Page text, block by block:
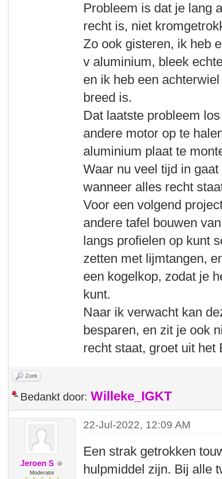
Probleem is dat je lang
recht is, niet
Zo ook gisteren, ik heb
v aluminium, bleek
en ik heb een
breed is.
Dat laatste probleem
andere motor op te
aluminium plaat te
Waar nu veel tijd in
wanneer alles recht
Voor een volgend
andere tafel bouwen
langs profielen op kunt
zetten met lijmtangen,
een kogelkop, zodat je
kunt.
Naar ik verwacht kan
besparen, en zit je ook
recht staat, groet uit het
Zoek
Bedankt door: Willeke_IGKT
Jeroen S
Moderator
22-Jul-2022, 12:09 AM
Een strak getrokken
hulpmiddel zijn. Bij alle